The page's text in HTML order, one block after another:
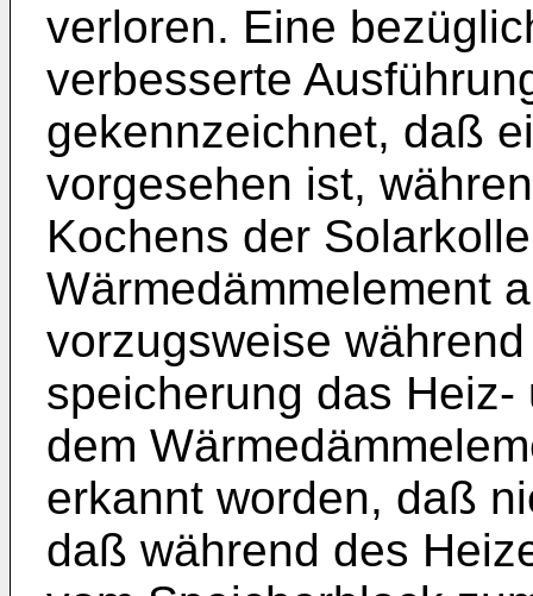
verloren. Eine
verbesserte
gekennzeichnet, daß
vorgesehen ist,
Kochens der
Wärmedämmelement
vorzugsweise
speicherung das
dem
erkannt worden, daß
daß während des